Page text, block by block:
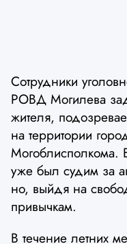
Сотрудники
РОВД Могилева
жителя,
на территории
Могоблисполкома.
уже был судим за
но, выйдя на
привычкам.
В течение летних